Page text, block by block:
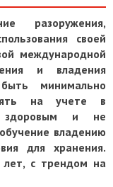
разоружения,
своей
международной
и владения
минимально
на учете в
здоровым и не
владению
для хранения.
лет, с трендом на